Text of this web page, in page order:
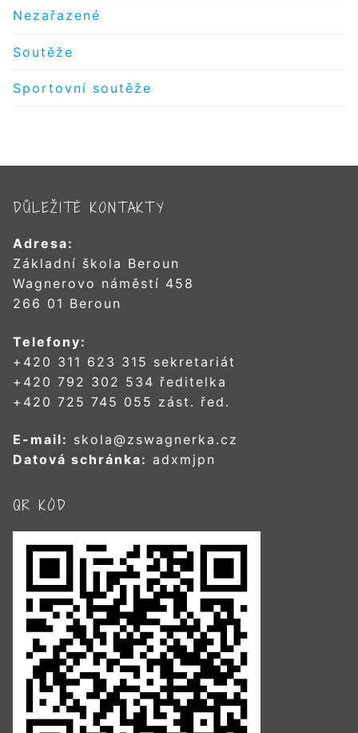
Nezařazené
Soutěže
Sportovní soutěže
DŮLEŽITÉ KONTAKTY
Adresa:
Základní škola Beroun
Wagnerovo náměstí 458
266 01 Beroun
Telefony:
+420 311 623 315 sekretariát
+420 792 302 534 ředitelka
+420 725 745 055 zást. řed.
E-mail: skola@zswagnerka.cz
Datová schránka: adxmjpn
QR KÓD